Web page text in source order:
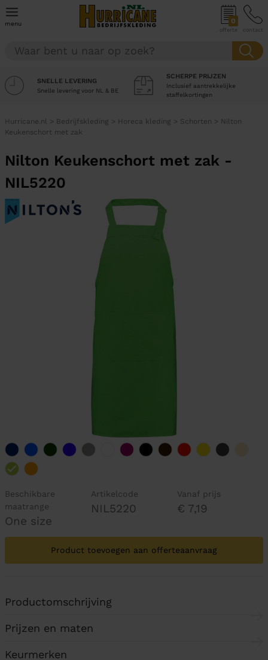
menu 0
offerte contact
SNELLE LEVERING
Snelle levering voor NL & BE
SCHERPE PRIJZEN
Inclusief aantrekkelijke
staffelkortingen
Hurricane.nl > Bedrijfskleding > Horeca kleding > Schorten > Nilton
Keukenschort met zak
Nilton Keukenschort met zak -
NIL5220
Beschikbare
maatrange
One size
Artikelcode
NIL5220
Vanaf prijs
€ 7,19
Product toevoegen aan offerteaanvraag
Productomschrijving
Prijzen en maten
Keurmerken